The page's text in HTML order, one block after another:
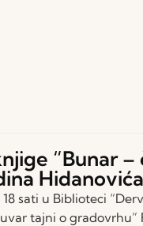
“Bunar
Hidanovića
sati u Biblioteci
tajni o